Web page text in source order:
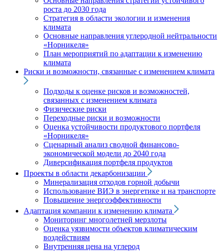
роста до 2030 года
Стратегия в области экологии и изменения
климата
Основные направления углеродной нейтральности
«Норникеля»
План мероприятий по адаптации к изменению
климата
Риски и возможности, связанные с изменением климата
Подходы к оценке рисков и возможностей,
связанных с изменением климата
Физические риски
Переходные риски и возможности
Оценка устойчивости продуктового портфеля
«Норникеля»
Сценарный анализ сводной финансово-
экономической модели до 2040 года
Диверсификация портфеля продуктов
Проекты в области декарбонизации
Минерализация отходов горной добычи
Использование ВИЭ в энергетике и на транспорте
Повышение энергоэффективности
Адаптация компании к изменению климата
Мониторинг многолетней мерзлоты
Оценка уязвимости объектов климатическим
воздействиям
Внутренняя цена на углерод